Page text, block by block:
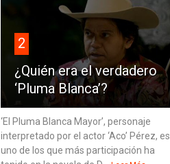
2
¿Quién era el verdadero
‘Pluma Blanca’?
‘El Pluma Blanca Mayor’, personaje
interpretado por el actor ‘Aco’ Pérez, es
uno de los que más participación ha